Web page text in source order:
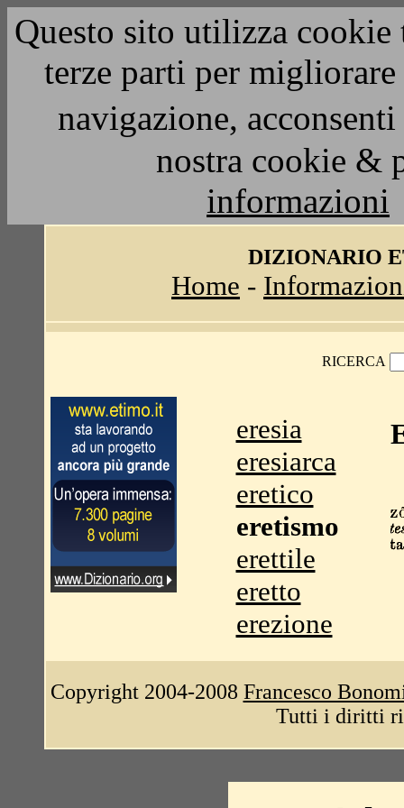
Questo sito utilizza
terze parti per
navigazione,
nostra cookie &
informazioni
DIZIONARIO
Home -
RICERCA
eresia
eresiarca
eretico
eretismo
erettile
eretto
erezione
Copyright 2004-2008 Francesco
Tutti i diritti